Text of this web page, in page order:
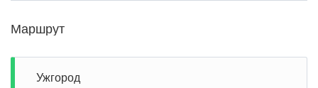
Маршрут
Ужгород